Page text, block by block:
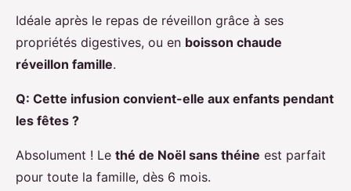
Idéale après le repas de réveillon grâce à ses
propriétés digestives, ou en boisson chaude
réveillon famille.
Q: Cette infusion convient-elle aux enfants pendant
les fêtes ?
Absolument ! Le thé de Noël sans théine est parfait
pour toute la famille, dès 6 mois.